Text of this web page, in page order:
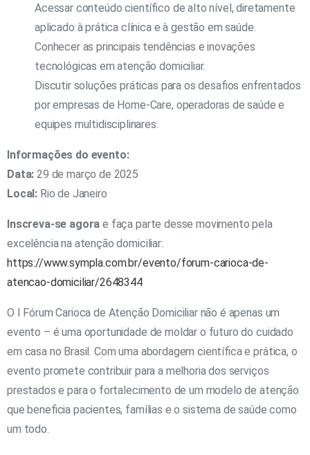
Acessar conteúdo científico de alto nível, diretamente
aplicado à prática clínica e à gestão em saúde.
Conhecer as principais tendências e inovações
tecnológicas em atenção domiciliar.
Discutir soluções práticas para os desafios enfrentados
por empresas de Home-Care, operadoras de saúde e
equipes multidisciplinares.
Informações do evento:
Data: 29 de março de 2025
Local: Rio de Janeiro
Inscreva-se agora e faça parte desse movimento pela
excelência na atenção domiciliar:
https://www.sympla.com.br/evento/forum-carioca-de-
atencao-domiciliar/2648344
O I Fórum Carioca de Atenção Domiciliar não é apenas um
evento – é uma oportunidade de moldar o futuro do cuidado
em casa no Brasil. Com uma abordagem científica e prática, o
evento promete contribuir para a melhoria dos serviços
prestados e para o fortalecimento de um modelo de atenção
que beneficia pacientes, famílias e o sistema de saúde como
um todo.